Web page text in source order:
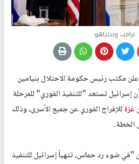
ترامب ونتنياهو
مكتب رئيس حكومة الاحتلال بنيامين
إسرائيل تستعد "للتنفيذ الفوري" للمرحلة
غزةللإفراج الفوري عن جميع الأسرى، وذلك
"في ضوء رد حماس، تتهيأ إسرائيل للتنفيذ